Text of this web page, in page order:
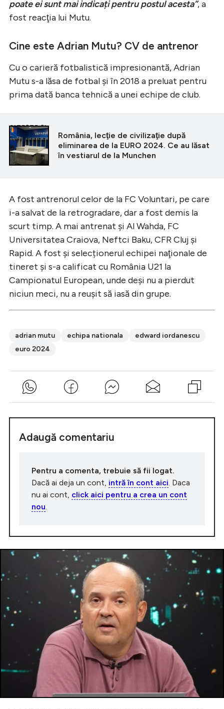
poate ei sunt mai indicați pentru postul acesta”, a
fost reacţia lui Mutu.
Cine este Adrian Mutu? CV de antrenor
Cu o carieră fotbalistică impresionantă, Adrian
Mutu s-a lăsa de fotbal şi în 2018 a preluat pentru
prima dată banca tehnică a unei echipe de club.
CITEȘTE ȘI
România, lecţie de civilizaţie după
eliminarea de la EURO 2024. Ce au lăsat
în vestiarul de la Munchen
A fost antrenorul celor de la FC Voluntari, pe care
i-a salvat de la retrogradare, dar a fost demis la
scurt timp. A mai antrenat şi Al Wahda, FC
Universitatea Craiova, Neftci Baku, CFR Cluj şi
Rapid. A fost şi selecționerul echipei naţionale de
tineret şi s-a calificat cu România U21 la
Campionatul European, unde deşi nu a pierdut
niciun meci, nu a reuşit să iasă din grupe.
adrian mutu echipa nationala
edward iordanescu
euro 2024
Adaugă comentariu
Pentru a comenta, trebuie să fii logat.
Dacă ai deja un cont, intră în cont aici . Daca
nu ai cont, click aici pentru a crea un cont
nou